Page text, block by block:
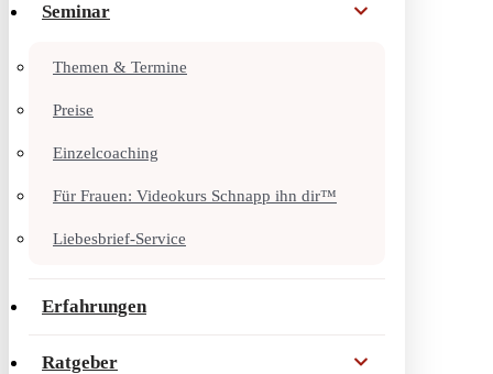
Seminar
Themen & Termine
Preise
Einzelcoaching
Für Frauen: Videokurs Schnapp ihn dir™
Liebesbrief-Service
Erfahrungen
Ratgeber